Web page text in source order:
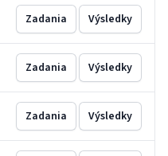
Zadania Výsledky
Zadania Výsledky
Zadania Výsledky